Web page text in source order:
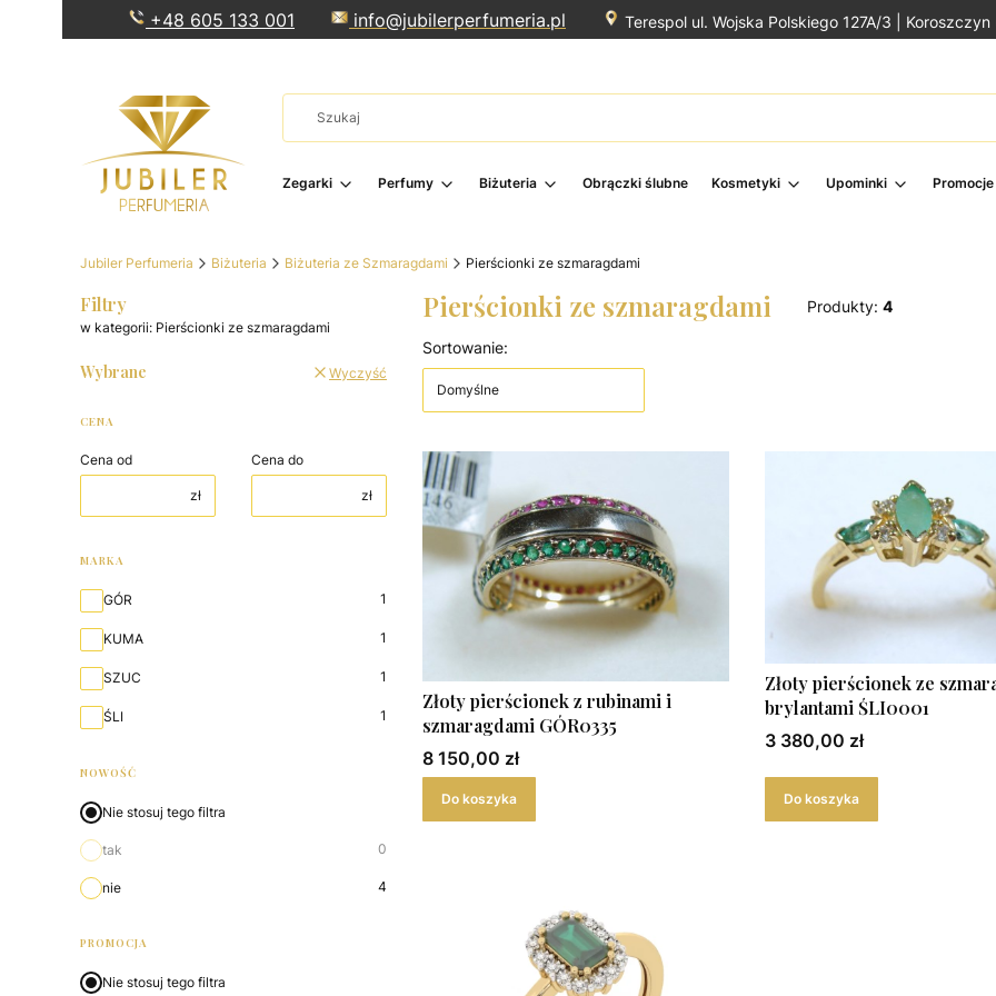
+48 605 133 001 info@jubilerperfumeria.pl Terespol ul. Wojska Polskiego 127A/3 |
Zegarki Perfumy Biżuteria Obrączki ślubne Kosmetyki Upominki Promocje
Jubiler Perfumeria Biżuteria Biżuteria ze Szmaragdami Pierścionki ze szmaragdami
Filtry
w kategorii: Pierścionki ze szmaragdami
Wybrane Wyczyść
CENA
Cena od
zł
Cena do
zł
MARKA
Marka
GÓR 1
KUMA 1
SZUC 1
ŚLI 1
NOWOŚĆ
Nie stosuj tego filtra
tak 0
nie 4
PROMOCJA
Nie stosuj tego filtra
Pierścionki ze szmaragdami Produkty: 4
Lista produktów
Sortowanie:
Domyślne
Złoty pierścionek z rubinami i
szmaragdami GÓR0335
Cena
8 150,00 zł
Do koszyka
Złoty pierścionek ze
brylantami ŚLI0001
Cena
3 380,00 zł
Do koszyka